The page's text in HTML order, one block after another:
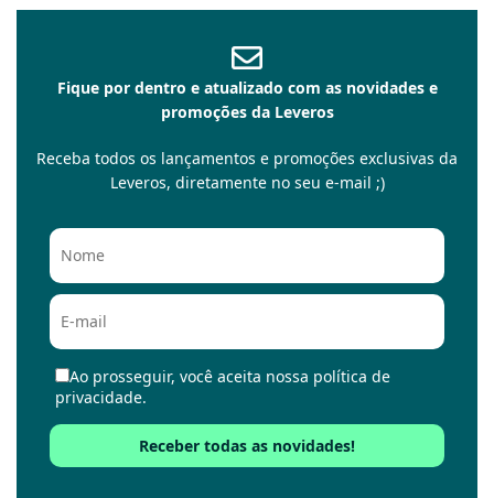
Fique por dentro e atualizado com as novidades e
promoções da Leveros
Receba todos os lançamentos e promoções exclusivas da
Leveros, diretamente no seu e-mail ;)
Ao prosseguir, você aceita nossa política de
privacidade.